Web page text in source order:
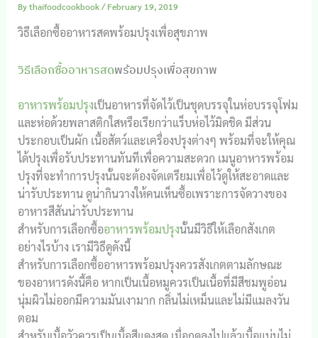
Bythaifoodcookbook/February 19, 2019
วิธีเลือกซื้ออาหารสดพร้อมปรุงเพื่อสุขภาพ
วิธีเลือกซื้ออาหารสดพร้อมปรุงเพื่อสุขภาพ
อาหารพร้อมปรุงเป็นอาหารที่จัดไว้เป็นชุดบรรจุในห่อบรรจุโฟม
และห่อด้วยพลาสติกใสหรือเรียกว่าแร็บห่อไว้มิดชิด มีส่วน
ประกอบเป็นผัก เนื้อสัตว์และเครื่องปรุงต่างๆ พร้อมที่จะให้คุณ
ได้ปรุงเพื่อรับประทานทันทีเพื่อความสะดวก เมนูอาหารพร้อม
ปรุงที่จะทำการปรุงนั้นจะต้องจัดเตรียมเพื่อไว้ดูให้สะอาดและ
น่ารับประทาน ดูน่ากินวางให้คนเห็นซื้อเพราะการจัดวางของ
อาหารสีสันน่ารับประทาน
สำหรับการเลือกซื้ออาหารพร้อมปรุงนั้นมีวิธีให้เลือกสังเกต
อย่างไรบ้าง เรามีวิธีดูดังนี้
สำหรับการเลือกซื้ออาหารพร้อมปรุงควรสังเกตตามลักษณะ
ของอาหารดังนี้คือ หากเป็นเนื้อหมูควรเป็นเนื้อที่มีสีชมพูอ่อน
นุ่มผิวไม่ออกมีความมันเงามาก กลิ่นไม่เหม็นและไม่มีแมลงวัน
ตอม